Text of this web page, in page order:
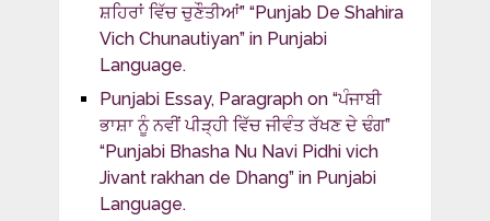
ਸ਼ਹਿਰਾਂ ਵਿੱਚ ਚੁਣੌਤੀਆਂ” “Punjab De Shahira
Vich Chunautiyan” in Punjabi
Language.
Punjabi Essay, Paragraph on “ਪੰਜਾਬੀ
ਭਾਸ਼ਾ ਨੂੰ ਨਵੀਂ ਪੀੜ੍ਹੀ ਵਿੱਚ ਜੀਵੰਤ ਰੱਖਣ ਦੇ ਢੰਗ”
“Punjabi Bhasha Nu Navi Pidhi vich
Jivant rakhan de Dhang” in Punjabi
Language.